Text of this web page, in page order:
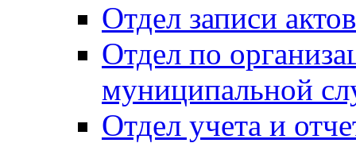
Отдел записи
Отдел по
муниципальной
Отдел учета и